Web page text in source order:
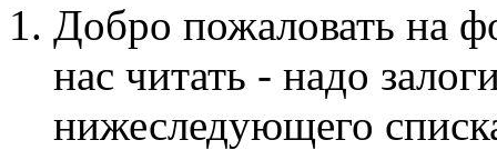
Добро пожаловать на
нас читать - надо
нижеследующего